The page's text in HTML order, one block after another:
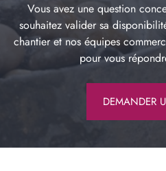
Vous avez une question
souhaitez valider sa
chantier et nos équipes
pour vous
DEMANDER